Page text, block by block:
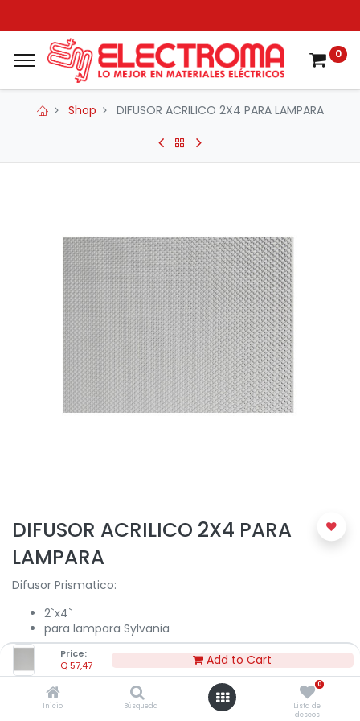
Price:
Q57,47 Add to Cart
Inicio Búsqueda
0
Lista de
deseos
0
Shop DIFUSOR ACRILICO 2X4 PARA LAMPARA
DIFUSOR ACRILICO 2X4 PARA
LAMPARA
Difusor Prismatico:
2`x4`
para lampara Sylvania
Q57,47